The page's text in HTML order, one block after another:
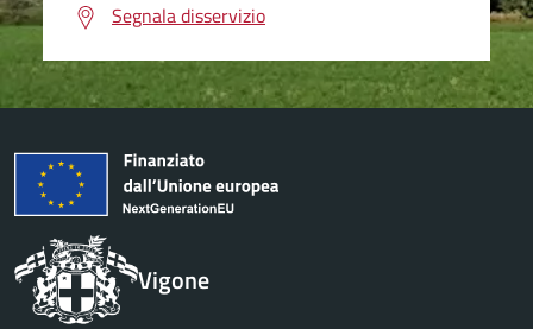
Segnala disservizio
Vigone